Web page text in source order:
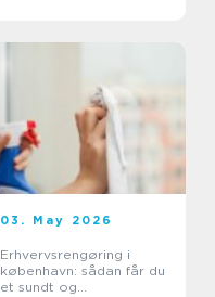
03. May 2026
Erhvervsrengøring i
københavn: sådan får du
et sundt og